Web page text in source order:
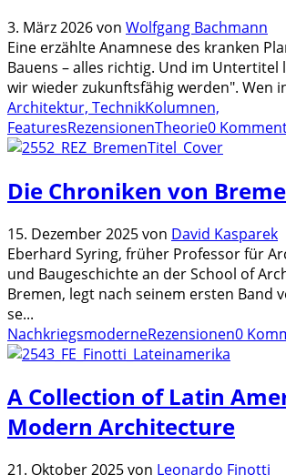
3. März 2026von Wolfgang Bachmann
Eine erzählte Anamnese des kranken
Bauens – alles richtig. Und im Untertitel
wir wieder zukunftsfähig werden". Wen
Architektur, TechnikKolumnen,
FeaturesRezensionenTheorie0
Die Chroniken von
15. Dezember 2025von David Kasparek
Eberhard Syring, früher Professor für
und Baugeschichte an der School of
Bremen, legt nach seinem ersten Band
se...
NachkriegsmoderneRezensionen0
A Collection of Latin
Modern Architecture
21. Oktober 2025von Leonardo Finotti